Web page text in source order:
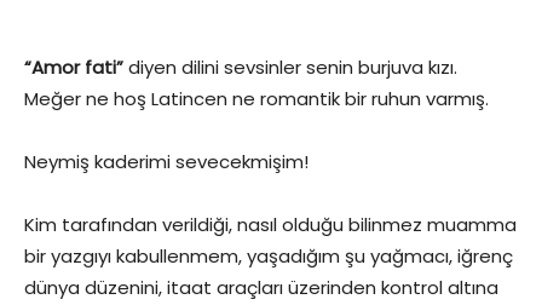
“Amor fati”diyen dilini sevsinler senin burjuva kızı.
Meğer ne hoş Latincen ne romantik bir ruhun varmış.
Neymiş kaderimi sevecekmişim!
Kim tarafından verildiği, nasıl olduğu bilinmez muamma
bir yazgıyı kabullenmem, yaşadığım şu yağmacı, iğrenç
dünya düzenini, itaat araçları üzerinden kontrol altına